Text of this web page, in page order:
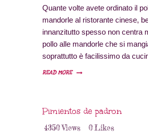
Quante volte avete ordinato il
mandorle al ristorante cinese,
innanzitutto spesso non centra
pollo alle mandorle che si
soprattutto è facilissimo da
provateci! Ricetta per 4 persone
farina…
READ MORE
Pimientos de padron
4350Views 0Likes